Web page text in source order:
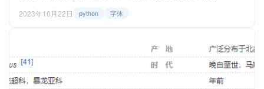
如果在web中使用服务器端的中文字体，光是等待加载就要花去不
案。 何为子集化 子集化即从源字体文件中抽取出需要使用到的文
字...
2023年10月22日 python 字体